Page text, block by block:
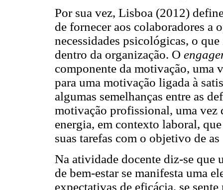
Por sua vez, Lisboa (2012)
de fornecer aos colaboradores a
necessidades psicológicas, o
dentro da organização. O
componente da motivação, uma
para uma motivação ligada à
algumas semelhanças entre as
motivação profissional, uma vez
energia, em contexto laboral,
suas tarefas com o objetivo de
Na atividade docente diz-se que
de bem-estar se manifesta uma
expectativas de eficácia, se